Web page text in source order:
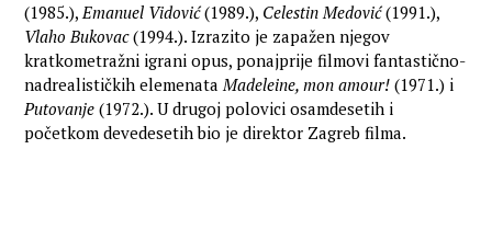
(1985.),Emanuel Vidović(1989.), Celestin Medović(1991.),
Vlaho Bukovac(1994.). Izrazito je zapažen njegov
kratkometražni igrani opus, ponajprije filmovi fantastično-
nadrealističkih elemenataMadeleine, mon amour! (1971.) i
Putovanje (1972.). U drugoj polovici osamdesetih i
početkom devedesetih bio je direktor Zagreb filma.